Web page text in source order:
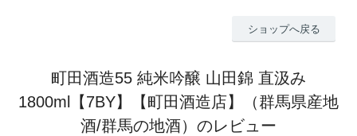
ショップへ戻る
町田酒造55 純米吟醸 山田錦 直汲み
1800ml【7BY】【町田酒造店】（群馬県産地
酒/群馬の地酒）のレビュー